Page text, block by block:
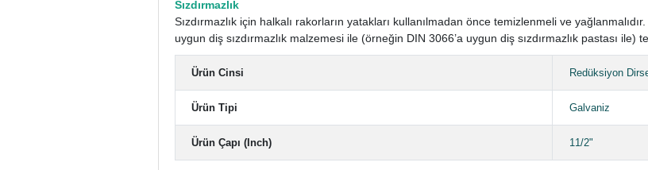
Sızdırmazlık
Sızdırmazlık için halkalı rakorların yatakları kullanılmadan önce temizlenmeli ve
uygun diş sızdırmazlık malzemesi ile (örneğin DIN 3066’a uygun diş sızdırmazlık pastası ile)
Ürün Cinsi Redüksiyon
Ürün Tipi Galvaniz
Ürün Çapı (Inch) 11/2"